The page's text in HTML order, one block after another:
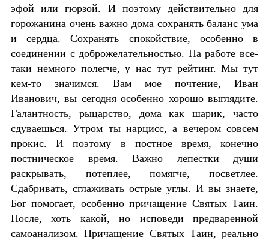
эфой или гюрзой. И поэтому действительно для
горожанина очень важно дома сохранять баланс ума
и сердца. Сохранять спокойствие, особенно в
соединении с доброжелательностью. На работе все-
таки немного полегче, у нас тут рейтинг. Мы тут
кем-то значимся. Вам мое почтение, Иван
Иванович, вы сегодня особенно хорошо выглядите.
Галантность, рыцарство, дома как шарик, часто
сдуваешься. Утром ты нарцисс, а вечером совсем
прокис. И поэтому в постное время, конечно
постническое время. Важно лепестки души
раскрывать, потеплее, помягче, посветлее.
Сдабривать, сглаживать острые углы. И вы знаете,
Бог помогает, особенно причащение Святых Таин.
После, хоть какой, но исповеди предваренной
самоанализом. Причащение Святых Таин, реально